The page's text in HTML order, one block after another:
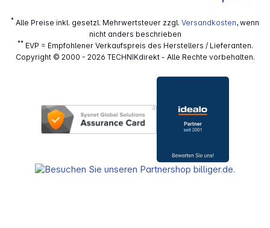
* Alle Preise inkl. gesetzl. Mehrwertsteuer zzgl. Versandkosten, wenn
nicht anders beschrieben
**EVP = Empfohlener Verkaufspreis des Herstellers / Lieferanten.
Copyright © 2000 - 2026 TECHNIKdirekt - Alle Rechte vorbehalten.